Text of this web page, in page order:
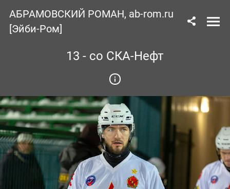
АБРАМОВСКИЙ РОМАН, ab-rom.ru
[Эйби-Ром]
13 - со СКА-Нефт